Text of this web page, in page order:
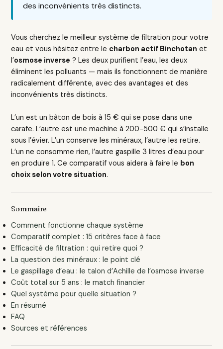
des inconvénients très distincts.
Vous cherchez le meilleur système de filtration pour votre
eau et vous hésitez entre le charbon actif Binchotan et
l’osmose inverse ? Les deux purifient l’eau, les deux
éliminent les polluants — mais ils fonctionnent de manière
radicalement différente, avec des avantages et des
inconvénients très distincts.
L’un est un bâton de bois à 15 € qui se pose dans une
carafe. L’autre est une machine à 200-500 € qui s’installe
sous l’évier. L’un conserve les minéraux, l’autre les retire.
L’un ne consomme rien, l’autre gaspille 3 litres d’eau pour
en produire 1. Ce comparatif vous aidera à faire le bon
choix selon votre situation.
Sommaire
Comment fonctionne chaque système
Comparatif complet : 15 critères face à face
Efficacité de filtration : qui retire quoi ?
La question des minéraux : le point clé
Le gaspillage d’eau : le talon d’Achille de l’osmose inverse
Coût total sur 5 ans : le match financier
Quel système pour quelle situation ?
En résumé
FAQ
Sources et références